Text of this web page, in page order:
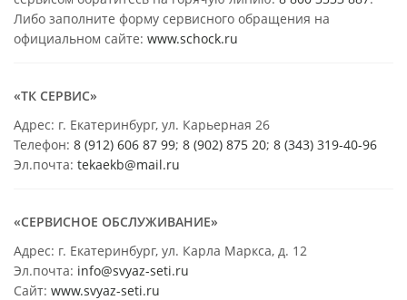
Либо заполните форму сервисного обращения на
официальном сайте: www.schock.ru
«ТК СЕРВИС»
Адрес: г. Екатеринбург, ул. Карьерная 26
Телефон: 8 (912) 606 87 99; 8 (902) 875 20; 8 (343) 319-40-96
Эл.почта: tekaekb@mail.ru
«СЕРВИСНОЕ ОБСЛУЖИВАНИЕ»
Адрес: г. Екатеринбург, ул. Карла Маркса, д. 12
Эл.почта: info@svyaz-seti.ru
Сайт: www.svyaz-seti.ru